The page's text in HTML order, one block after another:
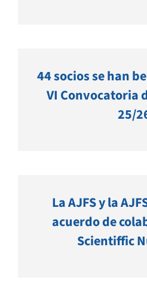
44 socios se han
VI Convocatoria
25/
La AJFS y la
acuerdo de
Scientiffic